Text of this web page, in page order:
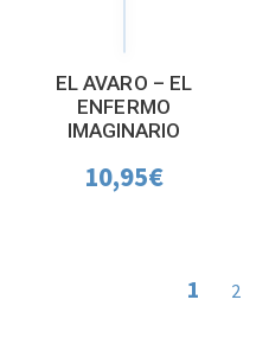
EL AVARO – EL
ENFERMO
IMAGINARIO
10,95€
1 2